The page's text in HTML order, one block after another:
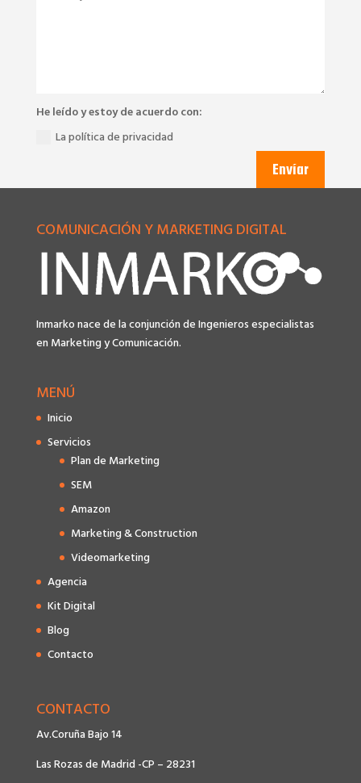
He leído y estoy de acuerdo con:
La política de privacidad
Envíar
COMUNICACIÓN Y MARKETING DIGITAL
Inmarko nace de la conjunción de Ingenieros especialistas
en Marketing y Comunicación.
MENÚ
Inicio
Servicios
Plan de Marketing
SEM
Amazon
Marketing & Construction
Videomarketing
Agencia
Kit Digital
Blog
Contacto
CONTACTO
Av.Coruña Bajo 14
Las Rozas de Madrid -CP – 28231